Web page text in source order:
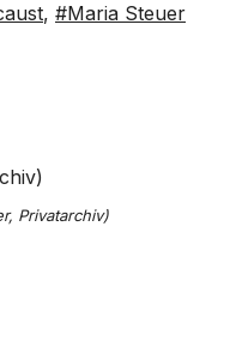
, #Maria Steuer
Privatarchiv)